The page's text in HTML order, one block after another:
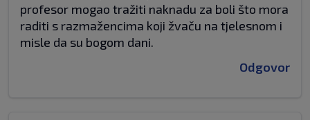
profesor mogao tražiti naknadu za boli što mora
raditi s razmažencima koji žvaču na tjelesnom i
misle da su bogom dani.
Odgovor